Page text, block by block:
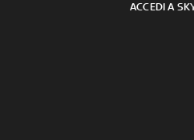
ACCEDI A